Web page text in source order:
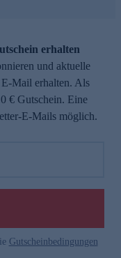
erhalten
und aktuelle
Mail erhalten. Als
€ Gutschein. Eine
E-Mails möglich.
Gutscheinbedingungen